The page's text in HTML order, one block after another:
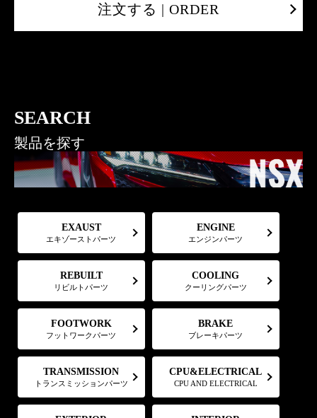
注文する | ORDER
SEARCH
製品を探す
EXAUST
エキゾーストパーツ
ENGINE
エンジンパーツ
REBUILT
リビルトパーツ
COOLING
クーリングパーツ
FOOTWORK
フットワークパーツ
BRAKE
ブレーキパーツ
TRANSMISSION
トランスミッションパーツ
CPU&ELECTRICAL
CPU AND ELECTRICAL